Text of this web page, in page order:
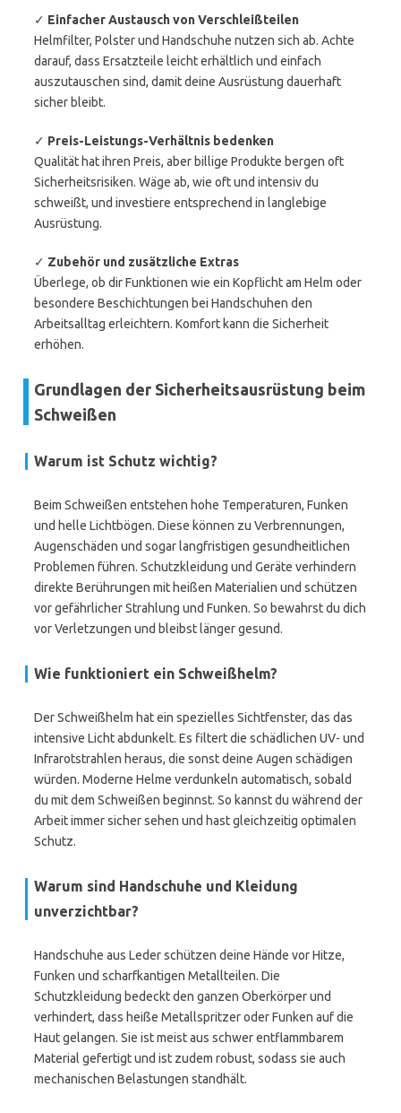
✓ Einfacher Austausch von Verschleißteilen
Helmfilter, Polster und Handschuhe nutzen sich ab. Achte
darauf, dass Ersatzteile leicht erhältlich und einfach
auszutauschen sind, damit deine Ausrüstung dauerhaft
sicher bleibt.
✓ Preis-Leistungs-Verhältnis bedenken
Qualität hat ihren Preis, aber billige Produkte bergen oft
Sicherheitsrisiken. Wäge ab, wie oft und intensiv du
schweißt, und investiere entsprechend in langlebige
Ausrüstung.
✓ Zubehör und zusätzliche Extras
Überlege, ob dir Funktionen wie ein Kopflicht am Helm oder
besondere Beschichtungen bei Handschuhen den
Arbeitsalltag erleichtern. Komfort kann die Sicherheit
erhöhen.
Grundlagen der Sicherheitsausrüstung beim
Schweißen
Warum ist Schutz wichtig?
Beim Schweißen entstehen hohe Temperaturen, Funken
und helle Lichtbögen. Diese können zu Verbrennungen,
Augenschäden und sogar langfristigen gesundheitlichen
Problemen führen. Schutzkleidung und Geräte verhindern
direkte Berührungen mit heißen Materialien und schützen
vor gefährlicher Strahlung und Funken. So bewahrst du dich
vor Verletzungen und bleibst länger gesund.
Wie funktioniert ein Schweißhelm?
Der Schweißhelm hat ein spezielles Sichtfenster, das das
intensive Licht abdunkelt. Es filtert die schädlichen UV- und
Infrarotstrahlen heraus, die sonst deine Augen schädigen
würden. Moderne Helme verdunkeln automatisch, sobald
du mit dem Schweißen beginnst. So kannst du während der
Arbeit immer sicher sehen und hast gleichzeitig optimalen
Schutz.
Warum sind Handschuhe und Kleidung
unverzichtbar?
Handschuhe aus Leder schützen deine Hände vor Hitze,
Funken und scharfkantigen Metallteilen. Die
Schutzkleidung bedeckt den ganzen Oberkörper und
verhindert, dass heiße Metallspritzer oder Funken auf die
Haut gelangen. Sie ist meist aus schwer entflammbarem
Material gefertigt und ist zudem robust, sodass sie auch
mechanischen Belastungen standhält.